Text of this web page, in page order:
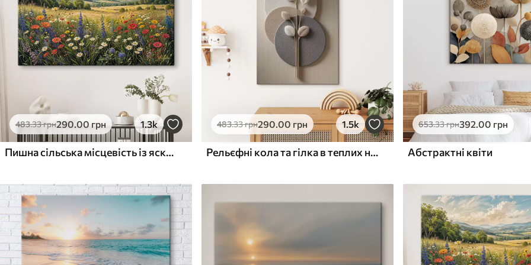
✗
Поверхня з текстурою
полотна
✗Екологічний матеріал
✓
полотна
✗ Екологічний матеріал
✓
✓Екологічний матеріал
483.33грн290.00 грн 1.3k
Пишна сільська місцевість із яскравим лугом диких квітів, наповненим різнокольоровими квітами під хмарним небом
483.33грн290.00 грн 1.5k
Рельєфні кола та гілка в теплих нейтральних тонах
653.33грн392.00 грн
Абстрактні квіти